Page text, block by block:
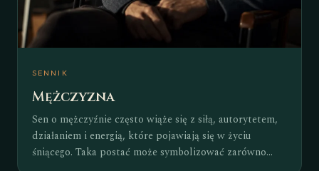
SENNIK
Mężczyzna
Sen o mężczyźnie często wiąże się z siłą, autorytetem,
działaniem i energią, które pojawiają się w życiu
śniącego. Taka postać może symbolizować zarówno